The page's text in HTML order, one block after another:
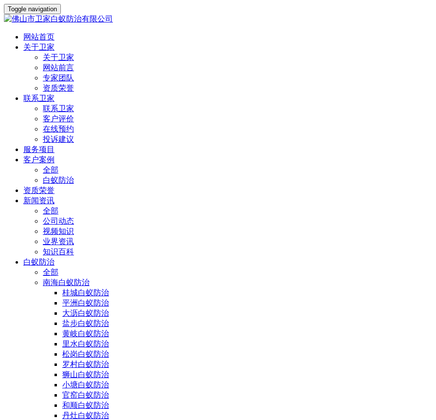
Toggle navigation
网站首页
关于卫家
关于卫家
网站前言
专家团队
资质荣誉
联系卫家
联系卫家
客户评价
在线预约
投诉建议
服务项目
客户案例
全部
白蚁防治
资质荣誉
新闻资讯
全部
公司动态
视频知识
业界资讯
知识百科
白蚁防治
全部
南海白蚁防治
桂城白蚁防治
平洲白蚁防治
大沥白蚁防治
盐步白蚁防治
黄岐白蚁防治
里水白蚁防治
松岗白蚁防治
罗村白蚁防治
狮山白蚁防治
小塘白蚁防治
官窑白蚁防治
和顺白蚁防治
丹灶白蚁防治